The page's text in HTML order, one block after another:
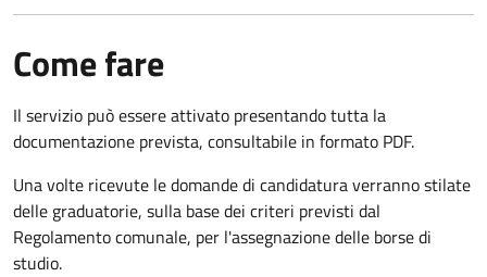
Come fare
Il servizio può essere attivato presentando tutta la
documentazione prevista, consultabile in formato PDF.
Una volte ricevute le domande di candidatura verranno stilate
delle graduatorie, sulla base dei criteri previsti dal
Regolamento comunale, per l'assegnazione delle borse di
studio.